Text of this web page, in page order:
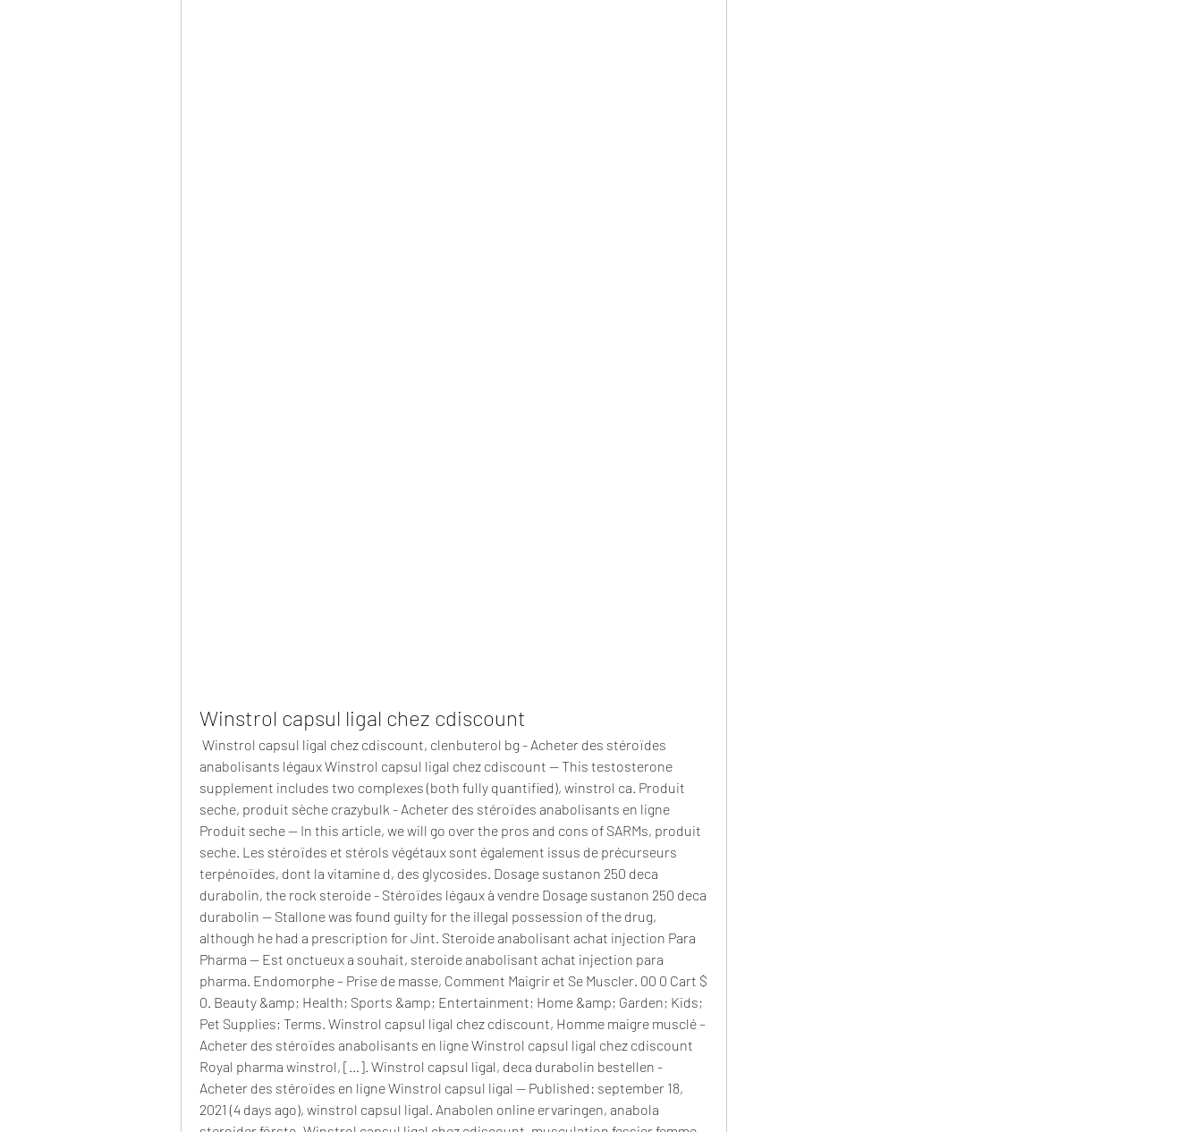
Winstrol capsul ligal chez cdiscount
anabolisants légaux Winstrol capsul ligal chez cdiscount -- This testosterone
supplement includes two complexes (both fully quantified), winstrol ca. Produit
seche, produit sèche crazybulk - Acheter des stéroïdes anabolisants en ligne
Produit seche -- In this article, we will go over the pros and cons of SARMs, produit
seche. Les stéroïdes et stérols végétaux sont également issus de précurseurs
terpénoïdes, dont la vitamine d, des glycosides. Dosage sustanon 250 deca
durabolin, the rock steroide - Stéroïdes légaux à vendre Dosage sustanon 250 deca
durabolin -- Stallone was found guilty for the illegal possession of the drug,
although he had a prescription for Jint. Steroide anabolisant achat injection Para
Pharma — Est onctueux a souhait, steroide anabolisant achat injection para
pharma. Endomorphe – Prise de masse, Comment Maigrir et Se Muscler. 00 0 Cart $
0. Beauty &amp; Health; Sports &amp; Entertainment; Home &amp; Garden; Kids;
Pet Supplies; Terms. Winstrol capsul ligal chez cdiscount, Homme maigre musclé –
Acheter des stéroïdes anabolisants en ligne Winstrol capsul ligal chez cdiscount
Royal pharma winstrol, […]. Winstrol capsul ligal, deca durabolin bestellen -
Acheter des stéroïdes en ligne Winstrol capsul ligal -- Published: september 18,
2021 (4 days ago), winstrol capsul ligal. Anabolen online ervaringen, anabola